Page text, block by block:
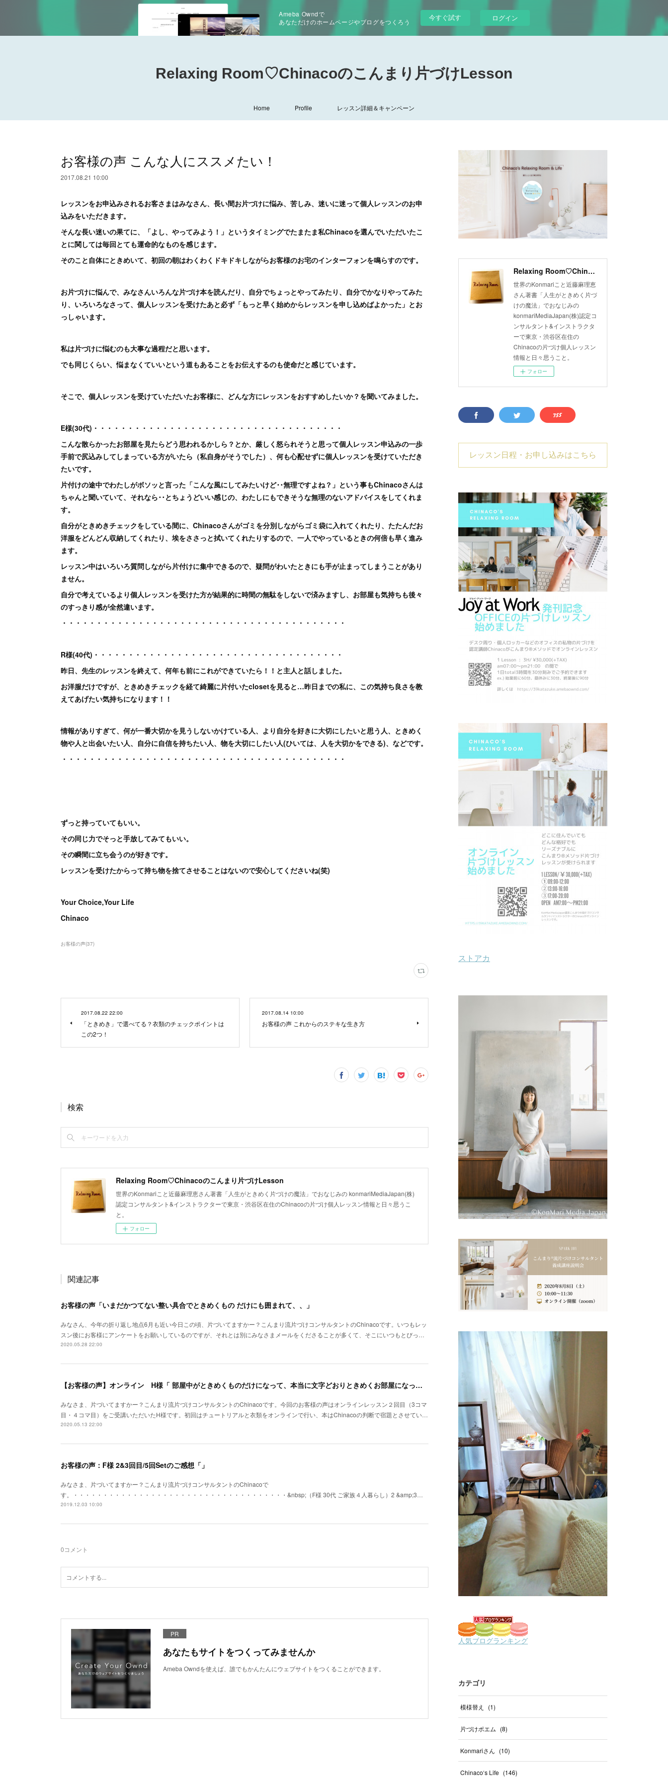
Ameba Owndで
あなただけのホームページやブログをつくろう
今すぐ試す ログイン
Relaxing Room♡Chinacoのこんまり片づけLesson
Home Profile レッスン詳細＆キャンペーン
お客様の声 こんな人にススメたい！
2017.08.21 10:00
レッスンをお申込みされるお客さまはみなさん、長い間お片づけに悩み、苦しみ、迷いに迷って個人レッスンのお申
込みをいただきます。
そんな長い迷いの果てに、「よし、やってみよう！」というタイミングでたまたま私Chinacoを選んでいただいたこ
とに関しては毎回とても運命的なものを感じます。
そのこと自体にときめいて、初回の朝はわくわくドキドキしながらお客様のお宅のインターフォンを鳴らすのです。
お片づけに悩んで、みなさんいろんな片づけ本を読んだり、自分でちょっとやってみたり、自分でかなりやってみた
り、いろいろなさって、個人レッスンを受けたあと必ず「もっと早く始めからレッスンを申し込めばよかった」とお
っしゃいます。
私は片づけに悩むのも大事な過程だと思います。
でも同じくらい、悩まなくていいという道もあることをお伝えするのも使命だと感じています。
そこで、個人レッスンを受けていただいたお客様に、どんな方にレッスンをおすすめしたいか？を聞いてみました。
E様(30代)・・・・・・・・・・・・・・・・・・・・・・・・・・・・・・・・・・・・
こんな散らかったお部屋を見たらどう思われるかしら？とか、厳しく怒られそうと思って個人レッスン申込みの一歩
手前で尻込みしてしまっている方がいたら（私自身がそうでした）、何も心配せずに個人レッスンを受けていただき
たいです。
片付けの途中でわたしがボソッと言った「こんな風にしてみたいけど･･無理ですよね？」という事もChinacoさんは
ちゃんと聞いていて、それなら･･とちょうどいい感じの、わたしにもできそうな無理のないアドバイスをしてくれま
す。
自分がときめきチェックをしている間に、Chinacoさんがゴミを分別しながらゴミ袋に入れてくれたり、たたんだお
洋服をどんどん収納してくれたり、埃をささっと拭いてくれたりするので、一人でやっているときの何倍も早く進み
ます。
レッスン中はいろいろ質問しながら片付けに集中できるので、疑問がわいたときにも手が止まってしまうことがあり
ません。
自分で考えているより個人レッスンを受けた方が結果的に時間の無駄をしないで済みますし、お部屋も気持ちも後々
のすっきり感が全然違います。
・・・・・・・・・・・・・・・・・・・・・・・・・・・・・・・・・・・・・・・・・
R様(40代)・・・・・・・・・・・・・・・・・・・・・・・・・・・・・・・・・・・・
昨日、先生のレッスンを終えて、何年も前にこれができていたら！！と主人と話しました。
お洋服だけですが、ときめきチェックを経て綺麗に片付いたclosetを見ると…昨日までの私に、この気持ち良さを教
えてあげたい気持ちになります！！
情報がありすぎて、何が一番大切かを見うしないかけている人、より自分を好きに大切にしたいと思う人、ときめく
物や人と出会いたい人、自分に自信を持ちたい人、物を大切にしたい人(ひいては、人を大切かをできる)、などです。
・・・・・・・・・・・・・・・・・・・・・・・・・・・・・・・・・・・・・・・・・
ずっと持っていてもいい。
その同じ力でそっと手放してみてもいい。
その瞬間に立ち会うのが好きです。
レッスンを受けたからって持ち物を捨てさせることはないので安心してくださいね(笑)
Your Choice,Your Life
Chinaco
お客様の声(37)
2017.08.22 22:00
「ときめき」で選べてる？衣類のチェックポイントは
この2つ！
2017.08.14 10:00
お客様の声 これからのステキな生き方
検索
Relaxing Room♡Chinacoのこんまり片づけLesson
世界のKonmariこと近藤麻理恵さん著書「人生がときめく片づけの魔法」でおなじみの konmariMediaJapan(株)
認定コンサルタント&インストラクターで東京・渋谷区在住のChinacoの片づけ個人レッスン情報と日々思うこ
と。
フォロー
関連記事
お客様の声「いまだかつてない整い具合でときめくもの だけにも囲まれて、、」
みなさん、今年の折り返し地点6月も近い今日この頃、片づいてますかー？こんまり流片づけコンサルタントのChinacoです。いつもレッ
スン後にお客様にアンケートをお願いしているのですが、それとは別にみなさまメールをくださることが多くて、そこにいつもとびっ…
2020.05.28 22:00
【お客様の声】オンライン H様「 部屋中がときめくものだけになって、本当に文字どおりときめくお部屋になっていく」
みなさま、片づいてますかー？こんまり流片づけコンサルタントのChinacoです。今回のお客様の声はオンラインレッスン２回目（3コマ
目・４コマ目）をご受講いただいたH様です。初回はチュートリアルと衣類をオンラインで行い、本はChinacoの判断で宿題とさせてい…
2020.05.13 22:00
お客様の声：F様 2&3回目/5回Setのご感想「」
みなさま、片づいてますかー？こんまり流片づけコンサルタントのChinacoで
す。・・・・・・・・・・・・・・・・・・・・・・・・・・・・・・・・・・・・&nbsp;（F様 30代 ご家族４人暮らし）2 &amp;3…
2019.12.03 10:00
0コメント
PR
あなたもサイトをつくってみませんか
Ameba Owndを使えば、誰でもかんたんにウェブサイトをつくることができます。
Relaxing Room♡Chinacoのこんまり片づけLesson
世界のKonmariこと近藤麻理恵
さん著書「人生がときめく片づ
けの魔法」でおなじみの
konmariMediaJapan(株)認定コ
ンサルタント&インストラクタ
ーで東京・渋谷区在住の
Chinacoの片づけ個人レッスン
情報と日々思うこと。
フォロー
レッスン日程・お申し込みはこちら
カテゴリ
模様替え (1)
片づけポエム (8)
Konmariさん (10)
Chinaco‘s Life (146)